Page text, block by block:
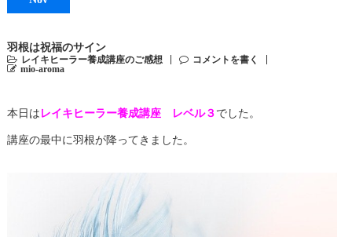
羽根は祝福のサイン
レイキヒーラー養成講座のご感想
コメントを書く
mio-aroma
本日は レイキヒーラー養成講座 レベル３ でした。
講座の最中に羽根が降ってきました。